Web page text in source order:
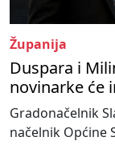
Županija
Duspara i
novinarke će
Gradonačelnik
načelnik Općine